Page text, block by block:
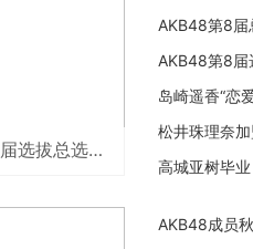
盛世依旧？AKB48第8届选拔总选举直播网站汇总
AKB48第8届
AKB48第8届
岛崎遥香“恋
松井珠理奈
高城亚树毕
AKB48成员